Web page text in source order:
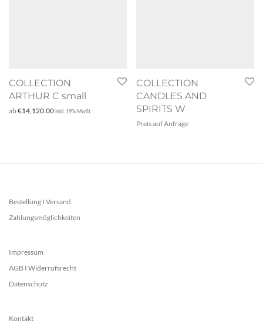
COLLECTION
ARTHUR C small
ab€14,120.00inkl. 19% MwSt.
COLLECTION
CANDLES AND
SPIRITS W
Preis auf Anfrage
Bestellung I Versand
Zahlungsmöglichkeiten
Impressum
AGB I Widerrufsrecht
Datenschutz
Kontakt